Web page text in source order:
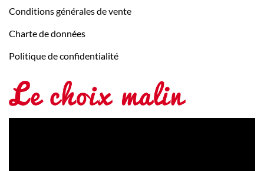
Conditions générales de vente
Charte de données
Politique de confidentialité